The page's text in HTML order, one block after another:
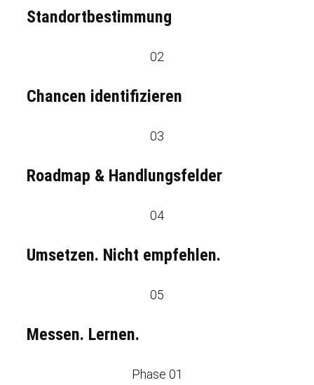
Standortbestimmung
02
Chancen identifizieren
03
Roadmap & Handlungsfelder
04
Umsetzen. Nicht empfehlen.
05
Messen. Lernen.
Phase 01